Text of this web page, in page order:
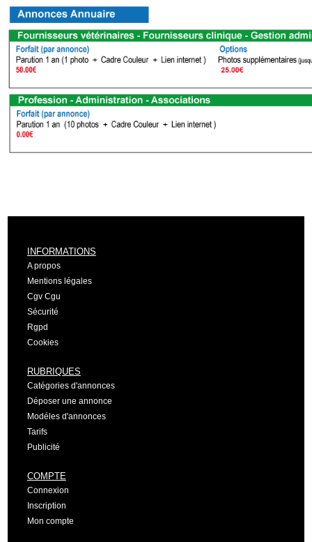
INFORMATIONS
A propos
Mentions légales
Cgv Cgu
Sécurité
Rgpd
Cookies
RUBRIQUES
Catégories d'annonces
Déposer une annonce
Modéles d'annonces
Tarifs
Publicité
COMPTE
Connexion
Inscription
Mon compte